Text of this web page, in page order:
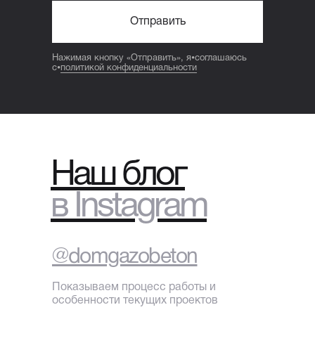
Отправить
Нажимая кнопку «Отправить», я⦁соглашаюсь
с⦁политикой конфиденциальности
Показываем процесс работы и
особенности текущих проектов
@domgazobeton
Наш блог
в Instagram